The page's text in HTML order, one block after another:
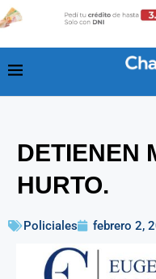
DETIENEN
HURTO.
Policiales febrero 2,